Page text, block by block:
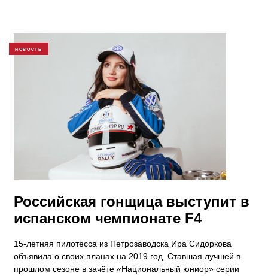
НОВОСТЬ
Российская гонщица выступит в
испанском чемпионате F4
15-летняя пилотесса из Петрозаводска Ира Сидоркова
объявила о своих планах на 2019 год. Ставшая лучшей в
прошлом сезоне в зачёте «Национальный юниор» серии